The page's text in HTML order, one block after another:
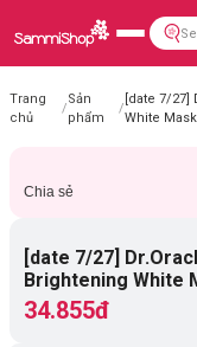
Trang
chủ
/
Sản
phẩm
/
[date 7/27]
White
Chia sẻ
[date 7/27]
Brightening White
34.855đ